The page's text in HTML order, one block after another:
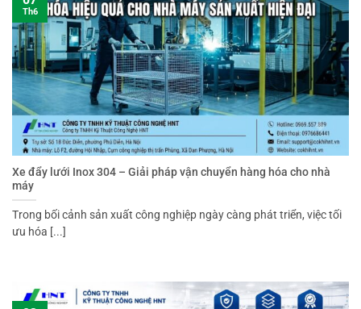
Xe đẩy lưới Inox 304 – Giải pháp vận chuyển hàng hóa cho nhà
máy
Trong bối cảnh sản xuất công nghiệp ngày càng phát triển, việc tối
ưu hóa [...]
Th6